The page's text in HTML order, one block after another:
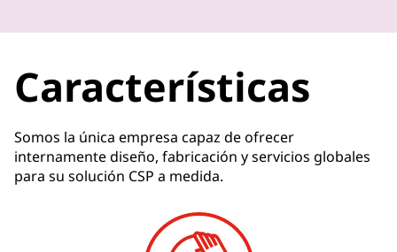
Características
Somos la única empresa capaz de ofrecer
internamente diseño, fabricación y servicios globales
para su solución CSP a medida.